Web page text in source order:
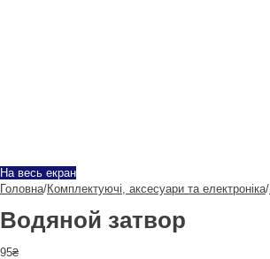
На весь екран
Головна/Комплектуючі, аксесуари та електроніка/
Водяной затвор
95₴